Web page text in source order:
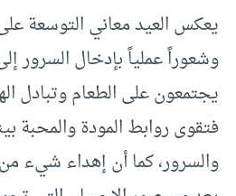
يعكس العيد معاني التوسعة
وشعوراً عملياً بإدخال السرور
يجتمعون على الطعام وتبادل
فتقوى روابط المودة والمحبة
والسرور، كما أن إهداء شيء